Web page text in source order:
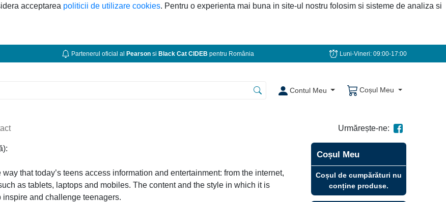
acceptarea politicii de utilizare cookies. Pentru o experienta mai buna in site-ul nostru folosim si sisteme de analiza si
Partenerul oficial alPearson siBlack Cat CIDEB pentru România Luni-Vineri: 09:00-17:00
Contul Meu Coșul Meu
Urmărește-ne:
way that today’s teens access information and entertainment: from the internet,
as tablets, laptops and mobiles. The content and the style in which it is
inspire and challenge teenagers.
Coșul Meu
Coșul de cumpărături nu
conține produse.